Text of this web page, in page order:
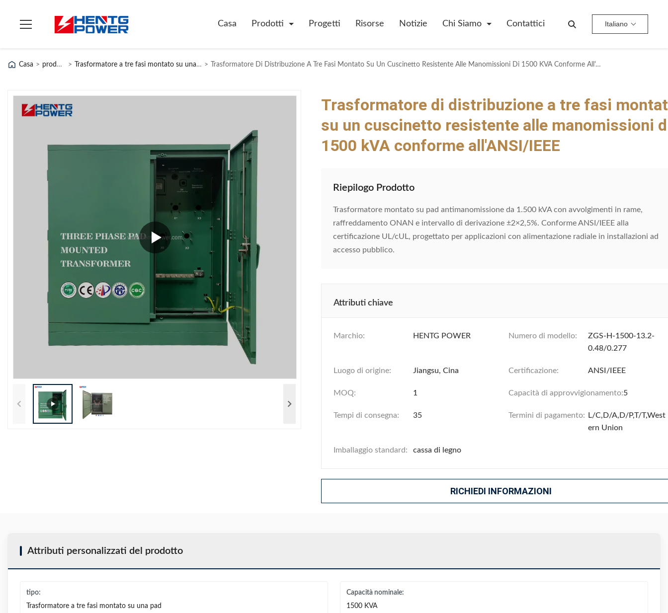
Casa Prodotti Progetti Risorse Notizie Chi Siamo Contattici Italiano
Casa > prodotti > Trasformatore a tre fasi montato su una pad > Trasformatore Di Distribuzione A Tre Fasi Montato Su Un Cuscinetto Resistente Alle Manomissioni Di 1500 KVA Conforme All'ANSI/IEEE
Trasformatore di distribuzione a tre fasi
su un cuscinetto resistente alle manomissioni
1500 kVA conforme all'ANSI/IEEE
Riepilogo Prodotto
Trasformatore montato su pad antimanomissione da 1.500 kVA con avvolgimenti in rame,
raffreddamento ONAN e intervallo di derivazione ±2×2,5%. Conforme ANSI/IEEE alla
certificazione UL/cUL, progettato per applicazioni con alimentazione radiale in installazioni ad
accesso pubblico.
Attributi chiave
Marchio: HENTG POWER Numero di modello:
ZGS-H-1500-13.2-
0.48/0.277
Luogo di origine: Jiangsu, Cina Certificazione: ANSI/IEEE
MOQ: 1 Capacità di approvvigionamento:5
Tempi di consegna: 35 Termini di pagamento:
L/C,D/A,D/P,T/T,West
ern Union
Imballaggio standard: cassa di legno
RICHIEDI INFORMAZIONI
Attributi personalizzati del prodotto
tipo:
Trasformatore a tre fasi montato su una pad
Capacità nominale:
1500 KVA